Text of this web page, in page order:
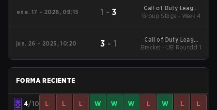
ene. 17 - 2026, 09:15 1 - 3
Call of Duty League
2026 Regular Season
Group Stage - Week 4
jun. 26 - 2025, 10:20 3 - 1
Call of Duty League
2025 CDL
Bracket - UB Roundd 1
FORMA RECIENTE
4/10 L L L W W W L W L L